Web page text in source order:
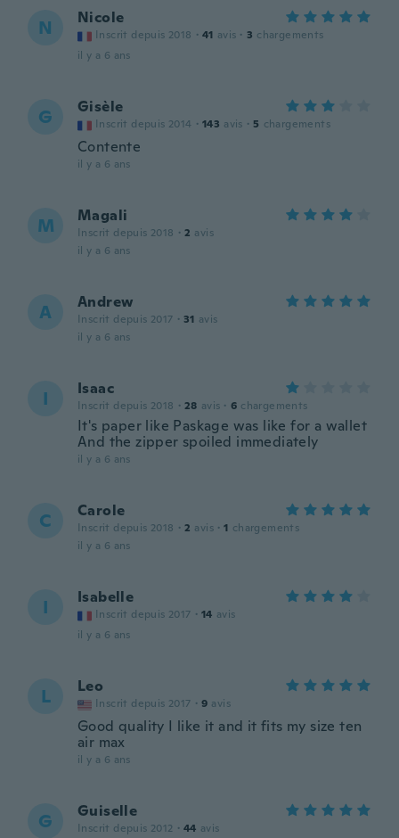
N Nicole
Inscrit depuis 2018 · 41 avis · 3 chargements
il y a 6 ans
G Gisèle
Inscrit depuis 2014 · 143 avis · 5 chargements
Contente
il y a 6 ans
M Magali
Inscrit depuis 2018 · 2 avis
il y a 6 ans
A Andrew
Inscrit depuis 2017 · 31 avis
il y a 6 ans
I Isaac
Inscrit depuis 2018 · 28 avis · 6 chargements
It's paper like Paskage was like for a wallet
And the zipper spoiled immediately
il y a 6 ans
C Carole
Inscrit depuis 2018 · 2 avis · 1 chargements
il y a 6 ans
I Isabelle
Inscrit depuis 2017 · 14 avis
il y a 6 ans
L Leo
Inscrit depuis 2017 · 9 avis
Good quality I like it and it fits my size ten
air max
il y a 6 ans
G Guiselle
Inscrit depuis 2012 · 44 avis